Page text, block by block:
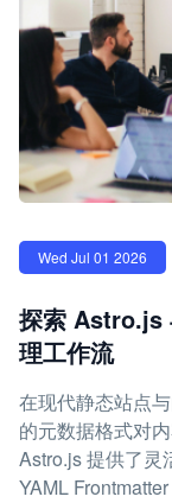
Wed Jul 01 2026
探索 Astro.js
理工作流
在现代静态站点
的元数据格式对
Astro.js 提供了灵
YAML